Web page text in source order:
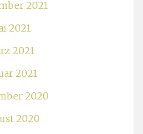
2021
2021
2021
2021
2020
2020